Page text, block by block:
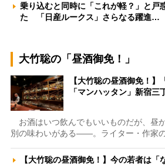
乗り込むと同時に「これが軽？」と戸
た 「日産ルークス」さらなる躍進…
大竹聡の「昼酒御免！」
【大竹聡の昼酒御免！】
「マンハッタン」新宿
お酒はいつ飲んでもいいものだが、昼
別の味わいがある――。ライター・作家
【大竹聡の昼酒御免！】今の若者は「